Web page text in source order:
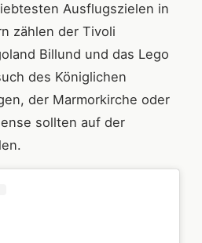
Ausflugszielen in
zählen der Tivoli
Billund und das Lego
des Königlichen
der Marmorkirche oder
sollten auf der